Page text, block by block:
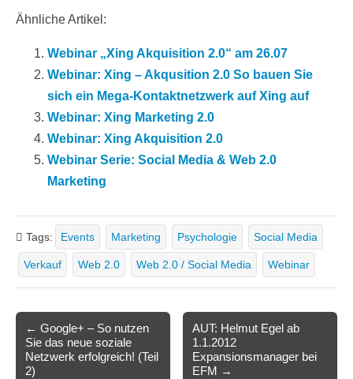
Ähnliche Artikel:
Webinar „Xing Akquisition 2.0“ am 26.07
Webinar: Xing – Akqusition 2.0 So bauen Sie
sich ein Mega-Kontaktnetzwerk auf Xing auf
Webinar: Xing Marketing 2.0
Webinar: Xing Akquisition 2.0
Webinar Serie: Social Media & Web 2.0
Marketing
Tags: Events Marketing Psychologie Social Media
Verkauf Web 2.0 Web 2.0 / Social Media Webinar
Post
navigation
← Google+ – So nutzen
Sie das neue soziale
Netzwerk erfolgreich! (Teil
2)
AUT: Helmut Egel ab
1.1.2012
Expansionsmanager bei
EFM →